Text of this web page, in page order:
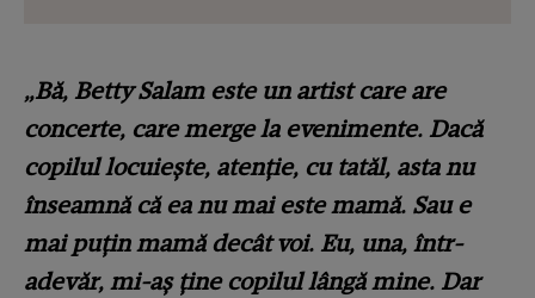
„Bă, Betty Salam este un artist care are
concerte, care merge la evenimente. Dacă
copilul locuiește, atenție, cu tatăl, asta nu
înseamnă că ea nu mai este mamă. Sau e
mai puțin mamă decât voi. Eu, una, într-
adevăr, mi-aș ține copilul lângă mine. Dar